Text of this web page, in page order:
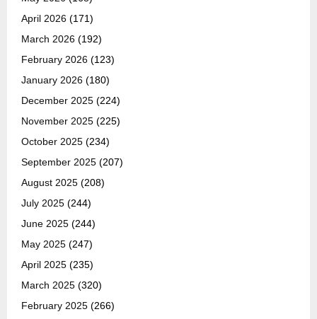
April 2026 (171)
March 2026 (192)
February 2026 (123)
January 2026 (180)
December 2025 (224)
November 2025 (225)
October 2025 (234)
September 2025 (207)
August 2025 (208)
July 2025 (244)
June 2025 (244)
May 2025 (247)
April 2025 (235)
March 2025 (320)
February 2025 (266)